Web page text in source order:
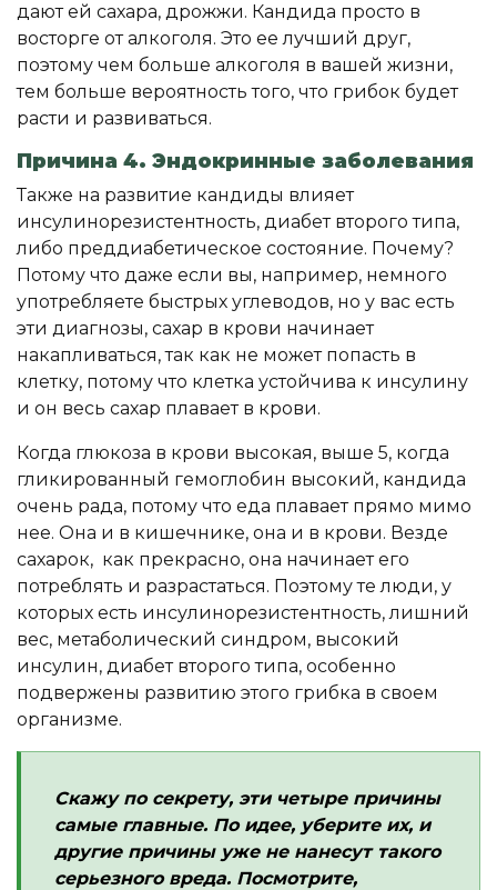
дают ей сахара, дрожжи. Кандида просто в
восторге от алкоголя. Это ее лучший друг,
поэтому чем больше алкоголя в вашей жизни,
тем больше вероятность того, что грибок будет
расти и развиваться.
Причина 4. Эндокринные заболевания
Также на развитие кандиды влияет
инсулинорезистентность, диабет второго типа,
либо преддиабетическое состояние. Почему?
Потому что даже если вы, например, немного
употребляете быстрых углеводов, но у вас есть
эти диагнозы, сахар в крови начинает
накапливаться, так как не может попасть в
клетку, потому что клетка устойчива к инсулину
и он весь сахар плавает в крови.
Когда глюкоза в крови высокая, выше 5, когда
гликированный гемоглобин высокий, кандида
очень рада, потому что еда плавает прямо мимо
нее. Она и в кишечнике, она и в крови. Везде
сахарок, как прекрасно, она начинает его
потреблять и разрастаться. Поэтому те люди, у
которых есть инсулинорезистентность, лишний
вес, метаболический синдром, высокий
инсулин, диабет второго типа, особенно
подвержены развитию этого грибка в своем
организме.
Скажу по секрету, эти четыре причины
самые главные. По идее, уберите их, и
другие причины уже не нанесут такого
серьезного вреда. Посмотрите,